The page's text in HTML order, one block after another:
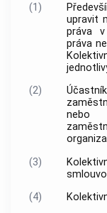
(1)
upravit
práva
práva
(2)
nebo
(3)
(4)